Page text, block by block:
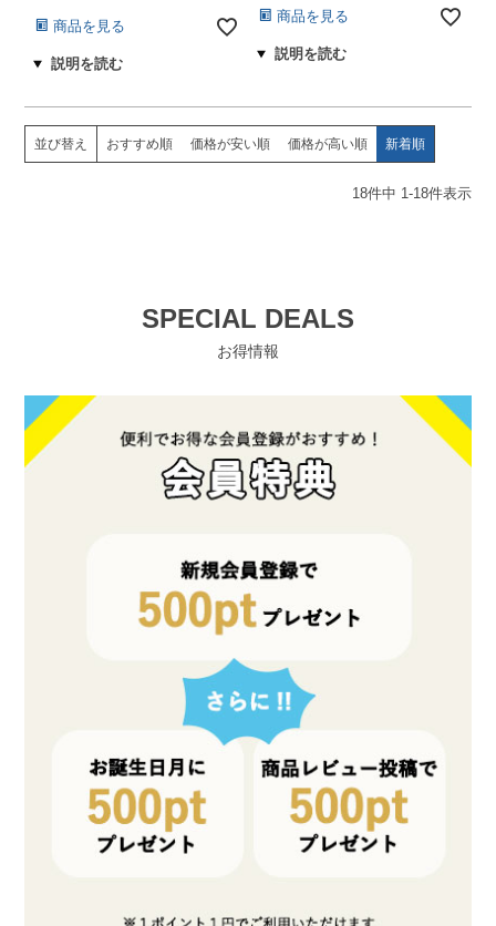
商品を見る
商品を見る
並び替え おすすめ順 価格が安い順 価格が高い順 新着順
18件中 1-18件表示
SPECIAL DEALS
お得情報